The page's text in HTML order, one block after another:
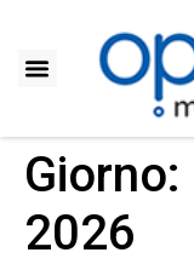
Giorno:
2026